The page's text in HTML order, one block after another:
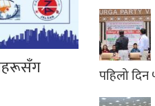
पहिलो